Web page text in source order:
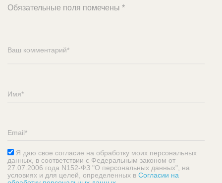
Обязательные поля помечены *
Я даю свое согласие на обработку моих персональных
данных, в соответствии с Федеральным законом от
27.07.2006 года N152-ФЗ "О персональных данных", на
условиях и для целей, определенных в Согласии на